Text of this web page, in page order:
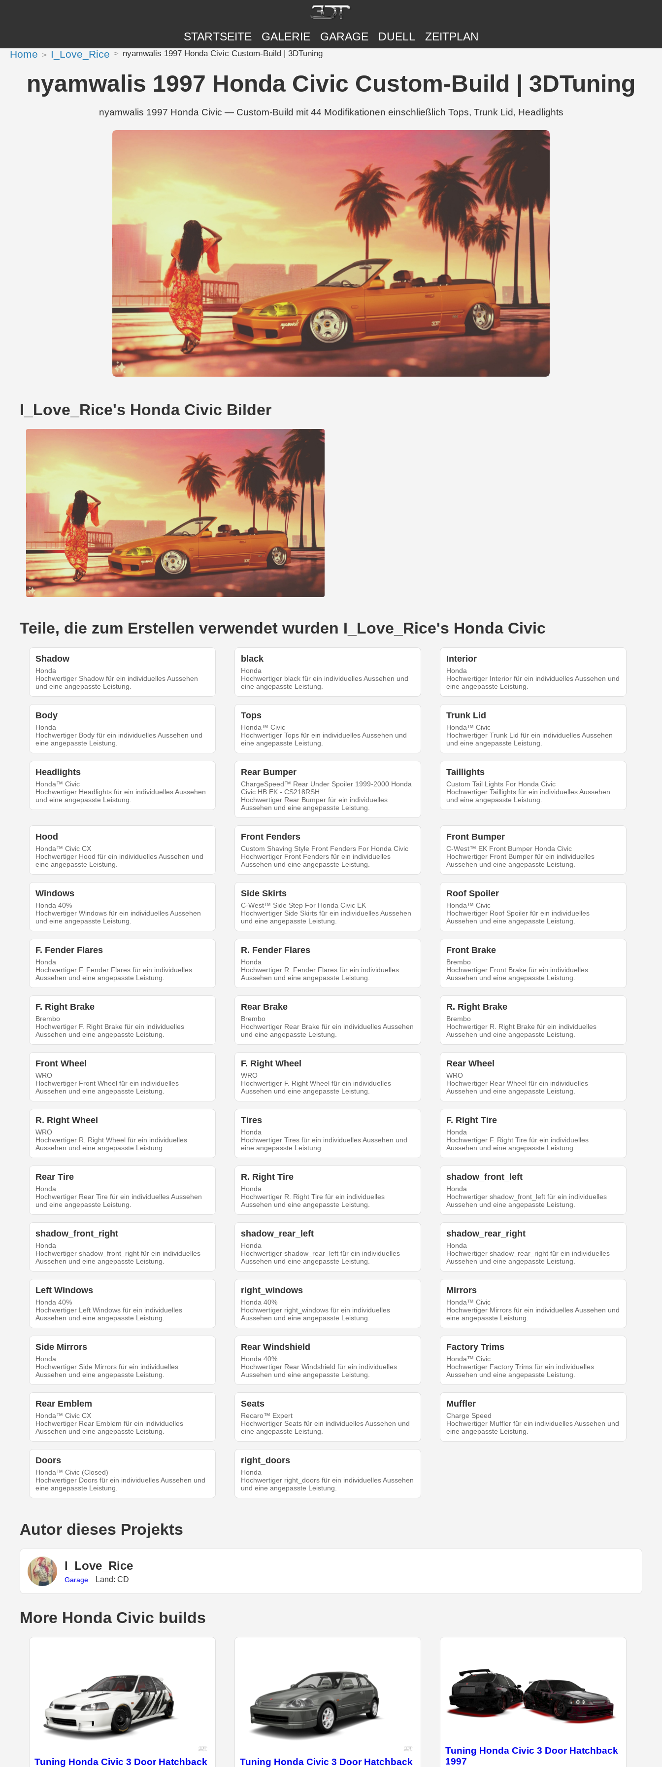
STARTSEITE GALERIE GARAGE DUELL ZEITPLAN
Home I_Love_Rice nyamwalis 1997 Honda Civic Custom-Build | 3DTuning
nyamwalis 1997 Honda Civic Custom-Build | 3DTuning
nyamwalis 1997 Honda Civic — Custom-Build mit 44 Modifikationen einschließlich Tops, Trunk Lid, Headlights
I_Love_Rice's Honda Civic Bilder
Teile, die zum Erstellen verwendet wurden I_Love_Rice's Honda Civic
Shadow
Honda
Hochwertiger Shadow für ein individuelles Aussehen
und eine angepasste Leistung.
black
Honda
Hochwertiger black für ein individuelles Aussehen und
eine angepasste Leistung.
Interior
Honda
Hochwertiger Interior für ein individuelles Aussehen und
eine angepasste Leistung.
Body
Honda
Hochwertiger Body für ein individuelles Aussehen und
eine angepasste Leistung.
Tops
Honda™ Civic
Hochwertiger Tops für ein individuelles Aussehen und
eine angepasste Leistung.
Trunk Lid
Honda™ Civic
Hochwertiger Trunk Lid für ein individuelles Aussehen
und eine angepasste Leistung.
Headlights
Honda™ Civic
Hochwertiger Headlights für ein individuelles Aussehen
und eine angepasste Leistung.
Rear Bumper
ChargeSpeed™ Rear Under Spoiler 1999-2000 Honda
Civic HB EK - CS218RSH
Hochwertiger Rear Bumper für ein individuelles
Aussehen und eine angepasste Leistung.
Taillights
Custom Tail Lights For Honda Civic
Hochwertiger Taillights für ein individuelles Aussehen
und eine angepasste Leistung.
Hood
Honda™ Civic CX
Hochwertiger Hood für ein individuelles Aussehen und
eine angepasste Leistung.
Front Fenders
Custom Shaving Style Front Fenders For Honda Civic
Hochwertiger Front Fenders für ein individuelles
Aussehen und eine angepasste Leistung.
Front Bumper
C-West™ EK Front Bumper Honda Civic
Hochwertiger Front Bumper für ein individuelles
Aussehen und eine angepasste Leistung.
Windows
Honda 40%
Hochwertiger Windows für ein individuelles Aussehen
und eine angepasste Leistung.
Side Skirts
C-West™ Side Step For Honda Civic EK
Hochwertiger Side Skirts für ein individuelles Aussehen
und eine angepasste Leistung.
Roof Spoiler
Honda™ Civic
Hochwertiger Roof Spoiler für ein individuelles
Aussehen und eine angepasste Leistung.
F. Fender Flares
Honda
Hochwertiger F. Fender Flares für ein individuelles
Aussehen und eine angepasste Leistung.
R. Fender Flares
Honda
Hochwertiger R. Fender Flares für ein individuelles
Aussehen und eine angepasste Leistung.
Front Brake
Brembo
Hochwertiger Front Brake für ein individuelles
Aussehen und eine angepasste Leistung.
F. Right Brake
Brembo
Hochwertiger F. Right Brake für ein individuelles
Aussehen und eine angepasste Leistung.
Rear Brake
Brembo
Hochwertiger Rear Brake für ein individuelles Aussehen
und eine angepasste Leistung.
R. Right Brake
Brembo
Hochwertiger R. Right Brake für ein individuelles
Aussehen und eine angepasste Leistung.
Front Wheel
WRO
Hochwertiger Front Wheel für ein individuelles
Aussehen und eine angepasste Leistung.
F. Right Wheel
WRO
Hochwertiger F. Right Wheel für ein individuelles
Aussehen und eine angepasste Leistung.
Rear Wheel
WRO
Hochwertiger Rear Wheel für ein individuelles
Aussehen und eine angepasste Leistung.
R. Right Wheel
WRO
Hochwertiger R. Right Wheel für ein individuelles
Aussehen und eine angepasste Leistung.
Tires
Honda
Hochwertiger Tires für ein individuelles Aussehen und
eine angepasste Leistung.
F. Right Tire
Honda
Hochwertiger F. Right Tire für ein individuelles
Aussehen und eine angepasste Leistung.
Rear Tire
Honda
Hochwertiger Rear Tire für ein individuelles Aussehen
und eine angepasste Leistung.
R. Right Tire
Honda
Hochwertiger R. Right Tire für ein individuelles
Aussehen und eine angepasste Leistung.
shadow_front_left
Honda
Hochwertiger shadow_front_left für ein individuelles
Aussehen und eine angepasste Leistung.
shadow_front_right
Honda
Hochwertiger shadow_front_right für ein individuelles
Aussehen und eine angepasste Leistung.
shadow_rear_left
Honda
Hochwertiger shadow_rear_left für ein individuelles
Aussehen und eine angepasste Leistung.
shadow_rear_right
Honda
Hochwertiger shadow_rear_right für ein individuelles
Aussehen und eine angepasste Leistung.
Left Windows
Honda 40%
Hochwertiger Left Windows für ein individuelles
Aussehen und eine angepasste Leistung.
right_windows
Honda 40%
Hochwertiger right_windows für ein individuelles
Aussehen und eine angepasste Leistung.
Mirrors
Honda™ Civic
Hochwertiger Mirrors für ein individuelles Aussehen und
eine angepasste Leistung.
Side Mirrors
Honda
Hochwertiger Side Mirrors für ein individuelles
Aussehen und eine angepasste Leistung.
Rear Windshield
Honda 40%
Hochwertiger Rear Windshield für ein individuelles
Aussehen und eine angepasste Leistung.
Factory Trims
Honda™ Civic
Hochwertiger Factory Trims für ein individuelles
Aussehen und eine angepasste Leistung.
Rear Emblem
Honda™ Civic CX
Hochwertiger Rear Emblem für ein individuelles
Aussehen und eine angepasste Leistung.
Seats
Recaro™ Expert
Hochwertiger Seats für ein individuelles Aussehen und
eine angepasste Leistung.
Muffler
Charge Speed
Hochwertiger Muffler für ein individuelles Aussehen und
eine angepasste Leistung.
Doors
Honda™ Civic (Closed)
Hochwertiger Doors für ein individuelles Aussehen und
eine angepasste Leistung.
right_doors
Honda
Hochwertiger right_doors für ein individuelles Aussehen
und eine angepasste Leistung.
Autor dieses Projekts
I_Love_Rice
Garage Land: CD
More Honda Civic builds
Tuning Honda Civic 3 Door Hatchback Tuning Honda Civic 3 Door Hatchback
Tuning Honda Civic 3 Door Hatchback
1997